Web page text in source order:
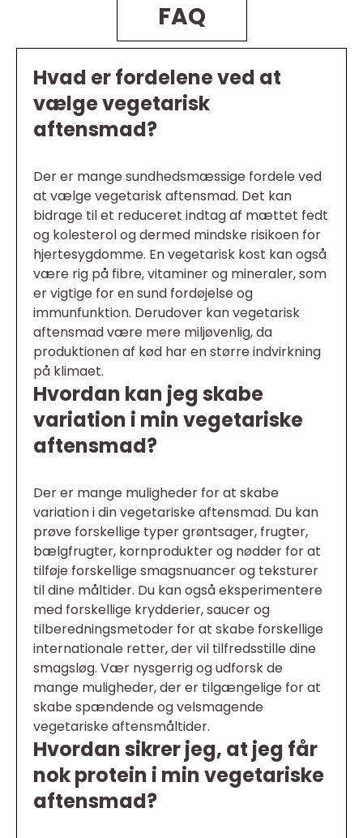
FAQ
Hvad er fordelene ved at
vælge vegetarisk
aftensmad?
Der er mange sundhedsmæssige fordele ved
at vælge vegetarisk aftensmad. Det kan
bidrage til et reduceret indtag af mættet fedt
og kolesterol og dermed mindske risikoen for
hjertesygdomme. En vegetarisk kost kan også
være rig på fibre, vitaminer og mineraler, som
er vigtige for en sund fordøjelse og
immunfunktion. Derudover kan vegetarisk
aftensmad være mere miljøvenlig, da
produktionen af kød har en større indvirkning
på klimaet.
Hvordan kan jeg skabe
variation i min vegetariske
aftensmad?
Der er mange muligheder for at skabe
variation i din vegetariske aftensmad. Du kan
prøve forskellige typer grøntsager, frugter,
bælgfrugter, kornprodukter og nødder for at
tilføje forskellige smagsnuancer og teksturer
til dine måltider. Du kan også eksperimentere
med forskellige krydderier, saucer og
tilberedningsmetoder for at skabe forskellige
internationale retter, der vil tilfredsstille dine
smagsløg. Vær nysgerrig og udforsk de
mange muligheder, der er tilgængelige for at
skabe spændende og velsmagende
vegetariske aftensmåltider.
Hvordan sikrer jeg, at jeg får
nok protein i min vegetariske
aftensmad?